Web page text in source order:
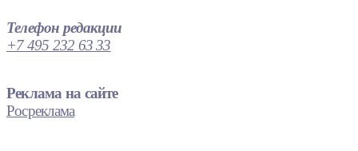
Телефон редакции
+7 495 232 63 33
Реклама на сайте
Росреклама